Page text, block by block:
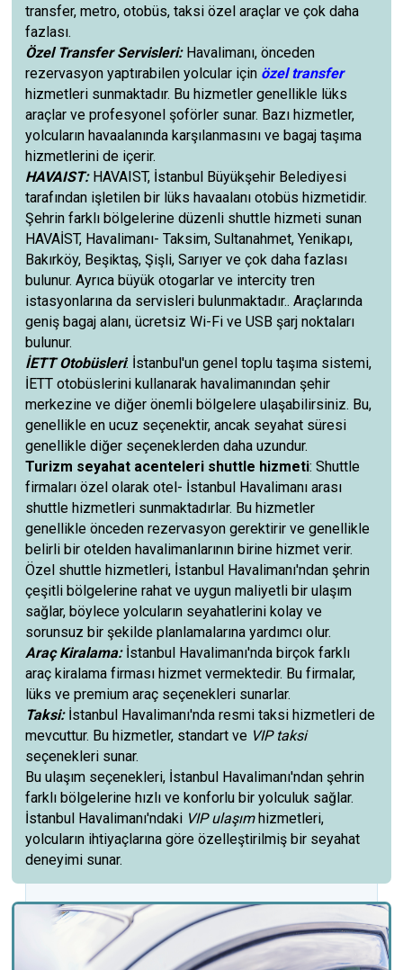
transfer, metro, otobüs, taksi özel araçlar ve çok daha
fazlası.
Özel Transfer Servisleri:Havalimanı, önceden
rezervasyon yaptırabilen yolcular için özel transfer
hizmetleri sunmaktadır. Bu hizmetler genellikle lüks
araçlar ve profesyonel şoförler sunar. Bazı hizmetler,
yolcuların havaalanında karşılanmasını ve bagaj taşıma
hizmetlerini de içerir.
HAVAIST: HAVAIST, İstanbul Büyükşehir Belediyesi
tarafından işletilen bir lüks havaalanı otobüs hizmetidir.
Şehrin farklı bölgelerine düzenli shuttle hizmeti sunan
HAVAİST, Havalimanı- Taksim, Sultanahmet, Yenikapı,
Bakırköy, Beşiktaş, Şişli, Sarıyer ve çok daha fazlası
bulunur. Ayrıca büyük otogarlar ve intercity tren
istasyonlarına da servisleri bulunmaktadır.. Araçlarında
geniş bagaj alanı, ücretsiz Wi-Fi ve USB şarj noktaları
bulunur.
İETT Otobüsleri: İstanbul'un genel toplu taşıma sistemi,
İETT otobüslerini kullanarak havalimanından şehir
merkezine ve diğer önemli bölgelere ulaşabilirsiniz. Bu,
genellikle en ucuz seçenektir, ancak seyahat süresi
genellikle diğer seçeneklerden daha uzundur.
Turizm seyahat acenteleri shuttle hizmeti: Shuttle
firmaları özel olarak otel- İstanbul Havalimanı arası
shuttle hizmetleri sunmaktadırlar. Bu hizmetler
genellikle önceden rezervasyon gerektirir ve genellikle
belirli bir otelden havalimanlarının birine hizmet verir.
Özel shuttle hizmetleri, İstanbul Havalimanı'ndan şehrin
çeşitli bölgelerine rahat ve uygun maliyetli bir ulaşım
sağlar, böylece yolcuların seyahatlerini kolay ve
sorunsuz bir şekilde planlamalarına yardımcı olur.
Araç Kiralama:İstanbul Havalimanı'nda birçok farklı
araç kiralama firması hizmet vermektedir. Bu firmalar,
lüks ve premium araç seçenekleri sunarlar.
Taksi: İstanbul Havalimanı'nda resmi taksi hizmetleri de
mevcuttur. Bu hizmetler, standart ve VIP taksi
seçenekleri sunar.
Bu ulaşım seçenekleri, İstanbul Havalimanı'ndan şehrin
farklı bölgelerine hızlı ve konforlu bir yolculuk sağlar.
İstanbul Havalimanı'ndaki VIP ulaşımhizmetleri,
yolcuların ihtiyaçlarına göre özelleştirilmiş bir seyahat
deneyimi sunar.